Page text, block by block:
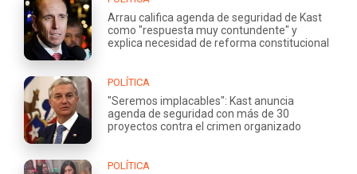
Arrau califica agenda de seguridad de Kast
como "respuesta muy contundente" y
explica necesidad de reforma constitucional
POLÍTICA
"Seremos implacables": Kast anuncia
agenda de seguridad con más de 30
proyectos contra el crimen organizado
POLÍTICA